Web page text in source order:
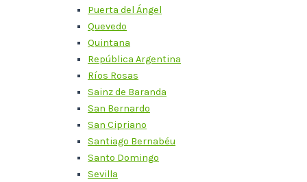
Puerta del Ángel
Quevedo
Quintana
República Argentina
Ríos Rosas
Sainz de Baranda
San Bernardo
San Cipriano
Santiago Bernabéu
Santo Domingo
Sevilla